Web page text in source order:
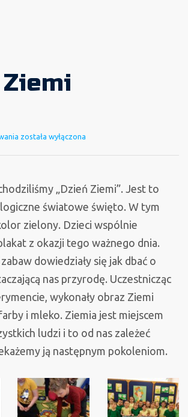
Dzień
została wyłączona
„Dzień Ziemi”. Jest to
światowe święto. W tym
zielony. Dzieci wspólnie
z okazji tego ważnego dnia.
dowiedziały się jak dbać o
nas przyrodę. Uczestnicząc
wykonały obraz Ziemi
i mleko. Ziemia jest miejscem
ludzi i to od nas zależeć
ją następnym pokoleniom.